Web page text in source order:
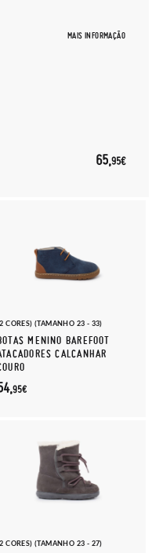
MAIS INFORMAÇÃO
65,95€
CORES) (TAMANHO 23 - 33)
MENINO BAREFOOT
CALCANHAR
95€
CORES) (TAMANHO 23 - 27)